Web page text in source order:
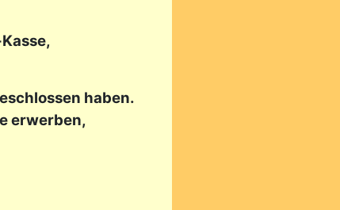
haben.
erwerben,